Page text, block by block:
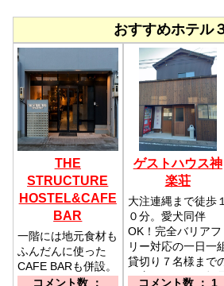
おすすめホテル
THE
STRUCTURE
HOSTEL&CAFE
BAR
一階には地元食材も
ふんだんに使った
CAFE BARも併設。
お洒落な個室もあり
コメント数 ：
ゲストハウス神
楽荘
大注連縄まで徒歩１
０分。愛犬同伴
OK！完全バリアフ
リー対応の一日一
貸切り７名様まで
お宿です。／一畑
コメント数 ： 1